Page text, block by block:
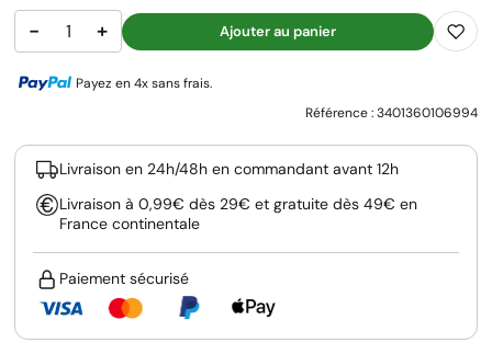
− + Ajouter au panier
Payez en 4x sans frais.
Référence :3401360106994
Livraison en 24h/48h en commandant avant 12h
Livraison à 0,99€ dès 29€ et gratuite dès 49€ en
France continentale
Paiement sécurisé